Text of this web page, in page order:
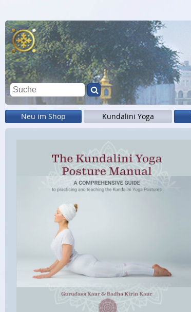
Neu im Shop Kundalini Yoga